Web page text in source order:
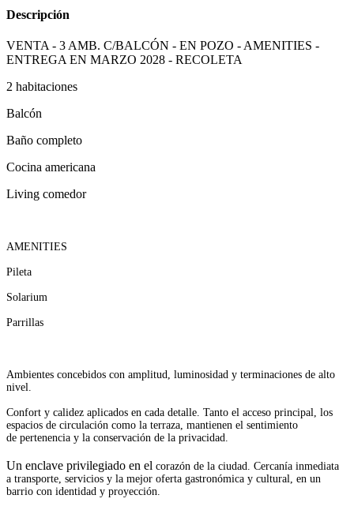
Descripción
VENTA - 3 AMB. C/BALCÓN - EN POZO - AMENITIES -
ENTREGA EN MARZO 2028 - RECOLETA
2 habitaciones
Balcón
Baño completo
Cocina americana
Living comedor
AMENITIES
Pileta
Solarium
Parrillas
Ambientes concebidos con amplitud, luminosidad y terminaciones de alto
nivel.
Confort y calidez aplicados en cada detalle. Tanto el acceso principal, los
espacios de circulación como la terraza, mantienen el sentimiento
de pertenencia y la conservación de la privacidad.
Un enclave privilegiado en el corazón de la ciudad. Cercanía inmediata
a transporte, servicios y la mejor oferta gastronómica y cultural, en un
barrio con identidad y proyección.